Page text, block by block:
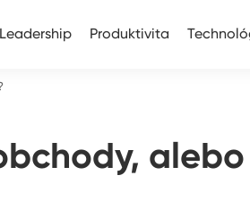
Leadership Produktivita